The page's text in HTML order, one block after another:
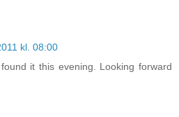
kl. 08:00
it this evening. Looking forward